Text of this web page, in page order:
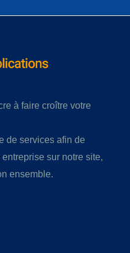
à faire croître votre
de services afin de
sur notre site,
ensemble.